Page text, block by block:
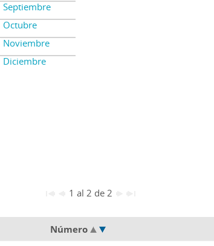
Septiembre
Octubre
Noviembre
Diciembre
1 al 2 de 2
Número